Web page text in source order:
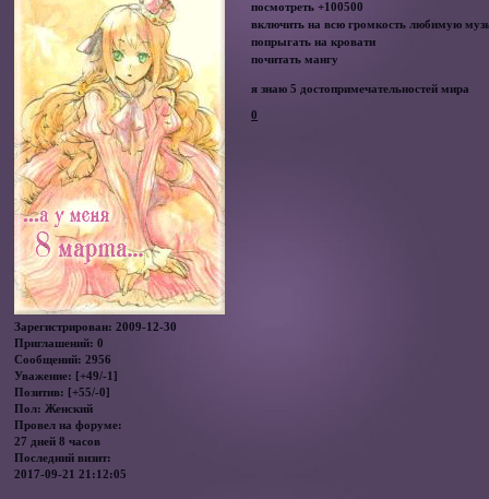
Зарегистрирован: 2009-12-30
Приглашений: 0
Сообщений: 2956
Уважение: [+49/-1]
Позитив: [+55/-0]
Пол: Женский
Провел на форуме:
27 дней 8 часов
Последний визит:
2017-09-21 21:12:05
посмотреть +100500
включить на всю громкость любимую
попрыгать на кровати
почитать мангу
я знаю 5 достопримечательностей мира
0